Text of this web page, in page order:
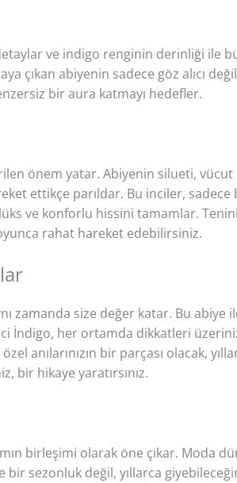
detaylar ve indigo renginin derinliği
abiyenin sadece göz alıcı
bir aura katmayı hedefler.
önem yatar. Abiyenin silueti, vücut
ettikçe parıldar. Bu inciler,
ve konforlu hissini tamamlar.
rahat hareket edebilirsiniz.
zamanda size değer katar. Bu
her ortamda dikkatleri
anılarınızın bir parçası olacak,
bir hikaye yaratırsınız.
birleşimi olarak öne çıkar. Moda
bir sezonluk değil, yıllarca